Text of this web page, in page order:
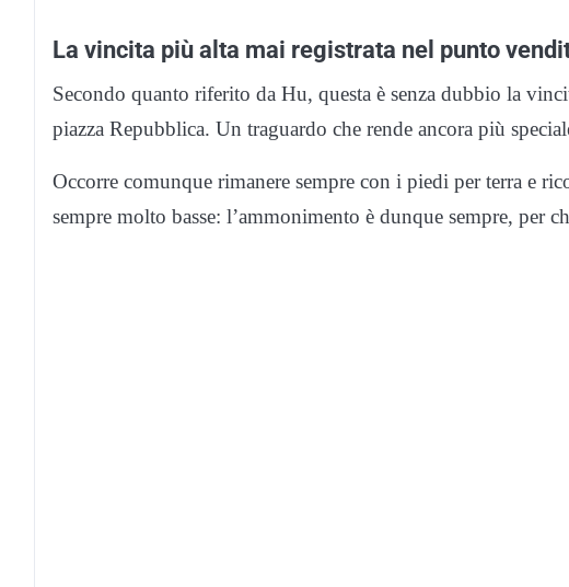
La vincita più alta mai registrata nel punto
Secondo quanto riferito da Hu, questa è senza dubbio la
piazza Repubblica. Un traguardo che rende ancora più
Occorre comunque rimanere sempre con i piedi per terra e
sempre molto basse: l’ammonimento è dunque sempre,